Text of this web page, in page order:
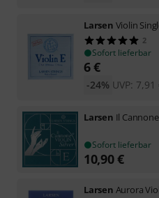
Larsen Violin
2
Sofort lieferbar
6€
UVP: 7,91
-24%
Larsen Il
Sofort lieferbar
10,90€
Larsen Aurora